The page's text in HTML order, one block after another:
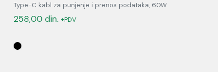
Type-C kabl za punjenje i prenos podataka, 60W
258,00 din. +PDV